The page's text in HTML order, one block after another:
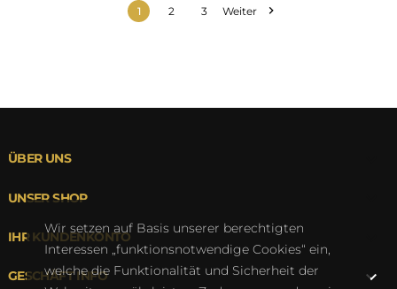
Wir setzen auf Basis unserer berechtigten
Interessen „funktionsnotwendige Cookies“ ein,
welche die Funktionalität und Sicherheit der
1 2 3 Weiter 
ÜBER UNS
UNSER SHOP
IHR KUNDENKONTO
GESCHÄFT INFO 